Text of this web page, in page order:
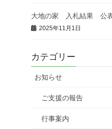
大地の家 入札結果 公
2025年11月1日
カテゴリー
お知らせ
ご支援の報告
行事案内